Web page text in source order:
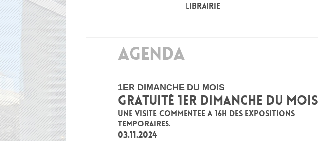
LIBRAIRIE
AGENDA
1ER DIMANCHE DU MOIS
GRATUITÉ 1ER DIMANCHE DU MOIS
UNE VISITE COMMENTÉE À 16H DES EXPOSITIONS
TEMPORAIRES.
03.11.2024